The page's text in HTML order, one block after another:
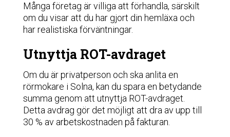
Många företag är villiga att förhandla, särskilt
om du visar att du har gjort din hemläxa och
har realistiska förväntningar.
Utnyttja ROT-avdraget
Om du är privatperson och ska anlita en
rörmokare i Solna, kan du spara en betydande
summa genom att utnyttja ROT-avdraget.
Detta avdrag gör det möjligt att dra av upp till
30 % av arbetskostnaden på fakturan.